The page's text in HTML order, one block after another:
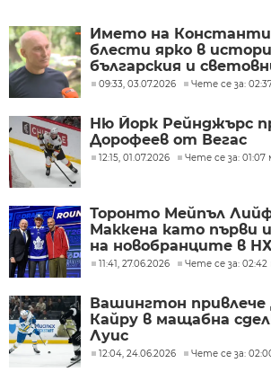
Името на
блести ярко в
българския и
09:33, 03.07.2026 Чете се за:
Ню Йорк Рейнджърс
Дорофеев от Вегас
12:15, 01.07.2026 Чете се за: 01:07
Торонто Мейпъл
Маккена като първи
на новобранците в
11:41, 27.06.2026 Чете се за: 02:42
Вашингтон
Кайру в мащабна
Луис
12:04, 24.06.2026 Чете се за: